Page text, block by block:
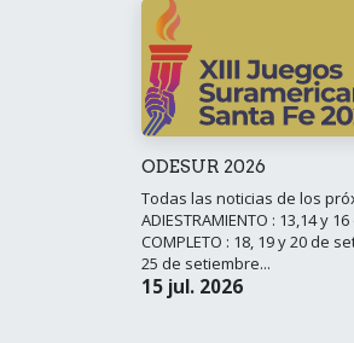
ODESUR 2026
Todas las noticias de los
ADIESTRAMIENTO : 13,14 y
COMPLETO : 18, 19 y 20 de
25 de setiembre...
15 jul. 2026